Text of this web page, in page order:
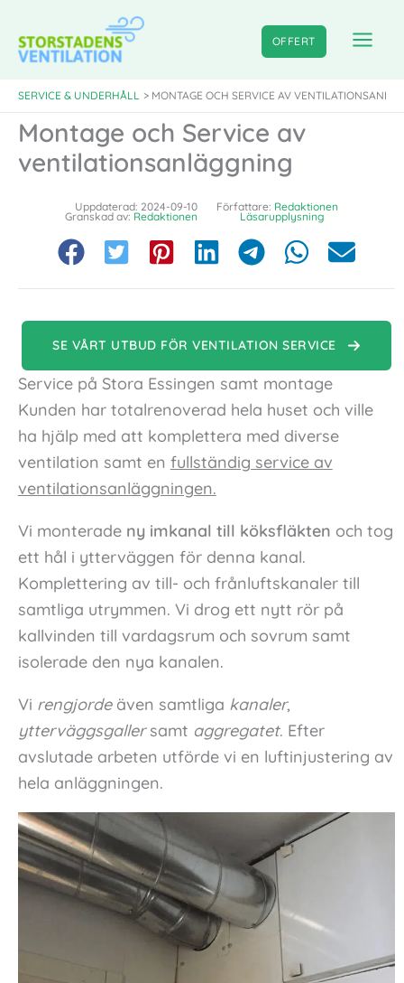
innehåll
OFFERT
SERVICE & UNDERHÅLL MONTAGE OCH SERVICE AV
Montage och Service av
ventilationsanläggning
Uppdaterad: 2024-09-10 Författare: Redaktionen
Granskad av: Redaktionen Läsarupplysning
SE VÅRT UTBUD FÖR VENTILATION SERVICE
Service på Stora Essingen samt montage
Kunden har totalrenoverad hela huset och ville
ha hjälp med att komplettera med diverse
ventilation samt en fullständig service av
ventilationsanläggningen.
Vi monterade ny imkanal till köksfläkten och tog
ett hål i ytterväggen för denna kanal.
Komplettering av till- och frånluftskanaler till
samtliga utrymmen. Vi drog ett nytt rör på
kallvinden till vardagsrum och sovrum samt
isolerade den nya kanalen.
Vi rengjordeäven samtliga kanaler,
ytterväggsgallersamt aggregatet. Efter
avslutade arbeten utförde vi en luftinjustering av
hela anläggningen.